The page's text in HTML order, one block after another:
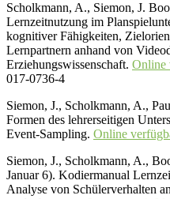
Scholkmann, A., Siemon, J.
Lernzeitnutzung im
kognitiver Fähigkeiten,
Lernpartnern anhand von
Erziehungswissenschaft. Online
017-0736-4
Siemon, J., Scholkmann, A.,
Formen des lehrerseitigen
Event-Sampling. Online
Siemon, J., Scholkmann, A.,
Januar 6). Kodiermanual
Analyse von Schülerverhalten